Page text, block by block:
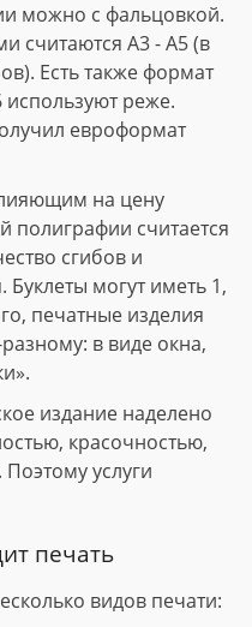
можно с фальцовкой.
считаются А3 - А5 (в
Есть также формат
реже.
евроформат
на цену
полиграфии считается
сгибов и
могут иметь 1,
печатные изделия
в виде окна,
издание наделено
красочностью,
услуги
печать
видов печати: